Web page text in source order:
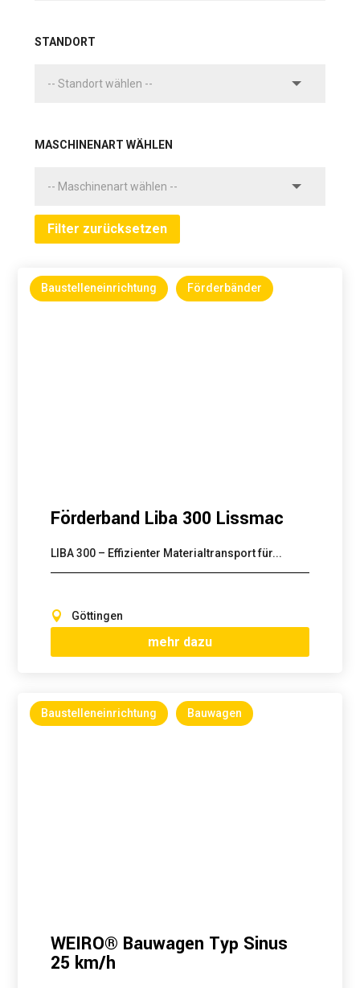
STANDORT
MASCHINENART WÄHLEN
Filter zurücksetzen
Baustelleneinrichtung Förderbänder
Förderband Liba 300 Lissmac
LIBA 300 – Effizienter Materialtransport für...
Göttingen
mehr dazu
Baustelleneinrichtung Bauwagen
WEIRO® Bauwagen Typ Sinus
25 km/h